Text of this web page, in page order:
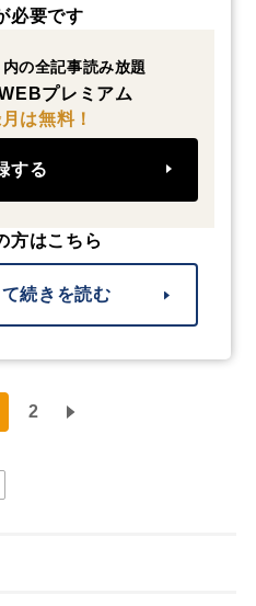
必要です
の全記事読み放題
プレミアム
は無料！
する
方はこちら
続きを読む
2